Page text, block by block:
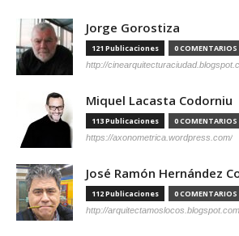
Jorge Gorostiza
121 Publicaciones 0 COMENTARIOS
http://
Miquel Lacasta Codorniu
113 Publicaciones 0 COMENTARIOS
https://axonometrica.wordpress.com/
José Ramón Hernández
112 Publicaciones 0 COMENTARIOS
http://